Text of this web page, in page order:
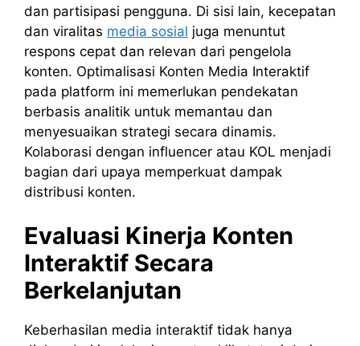
dan partisipasi pengguna. Di sisi lain, kecepatan
dan viralitas media sosial juga menuntut
respons cepat dan relevan dari pengelola
konten. Optimalisasi Konten Media Interaktif
pada platform ini memerlukan pendekatan
berbasis analitik untuk memantau dan
menyesuaikan strategi secara dinamis.
Kolaborasi dengan influencer atau KOL menjadi
bagian dari upaya memperkuat dampak
distribusi konten.
Evaluasi Kinerja Konten
Interaktif Secara
Berkelanjutan
Keberhasilan media interaktif tidak hanya